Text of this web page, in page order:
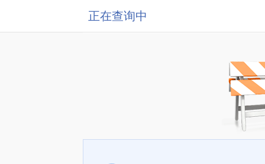
正在查询中